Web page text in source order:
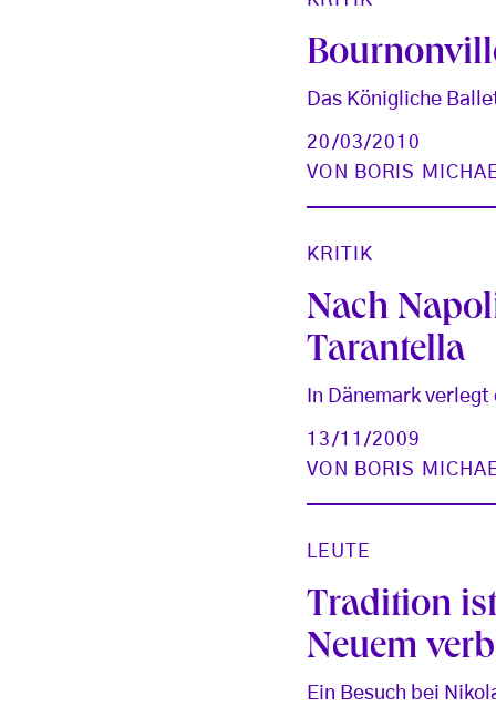
Das Königliche
20/03/2010
VON
BORIS
KRITIK
Nach
Tarantella
In Dänemark
13/11/2009
VON
BORIS
LEUTE
Tradition
Neuem
Ein Besuch bei